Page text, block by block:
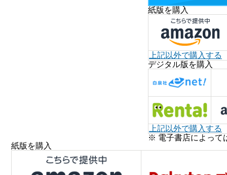
紙版を購入
上記以外で購入する
デジタル版を購入
上記以外で購入する
※ 電子書店によって
紙版を購入